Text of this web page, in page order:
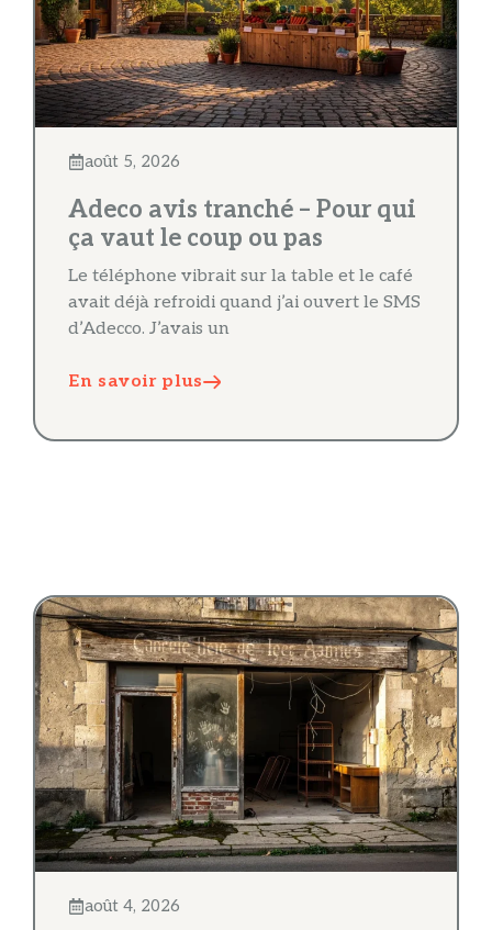
août 5, 2026
Adeco avis tranché – Pour qui
ça vaut le coup ou pas
Le téléphone vibrait sur la table et le café
avait déjà refroidi quand j’ai ouvert le SMS
d’Adecco. J’avais un
En savoir plus
août 4, 2026